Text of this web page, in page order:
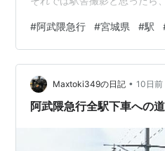
は櫓のようなものが。これは
それでは駅舎撮影。1988年
域産業伝承の館」となってい
選に選ばれています。 その伝
川下り絵図が目に入ってきま
#阿武隈急行 #宮城県 #駅
Maxtoki349の日記 • 10日前
阿武隈急行全駅下車への